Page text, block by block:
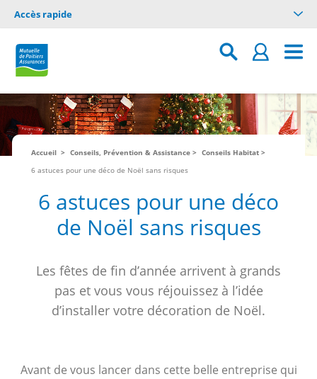
Accès rapide
Accueil Conseils, Prévention & Assistance
Conseils Habitat
6 astuces pour une déco de Noël sans risques
6 astuces pour une déco
de Noël sans risques
Les fêtes de fin d’année arrivent à grands
pas et vous vous réjouissez à l’idée
d’installer votre décoration de Noël.
Avant de vous lancer dans cette belle entreprise qui